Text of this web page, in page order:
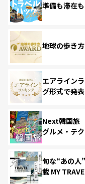
準備も滞在
地球の歩き
エアライン
グ形式で発表
Next韓国旅
グルメ・テ
旬な“あの人
載 MY